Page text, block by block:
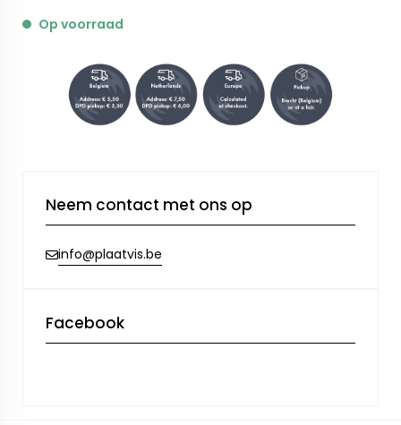
Op voorraad
Neem contact met ons op
info@plaatvis.be
Facebook